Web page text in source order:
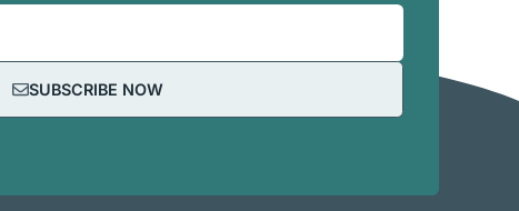
SUBSCRIBE NOW